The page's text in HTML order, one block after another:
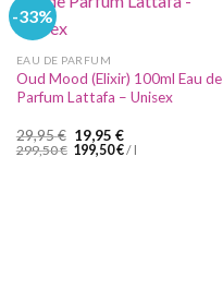
-33%
EAU DE PARFUM
Oud Mood (Elixir) 100ml Eau de
Parfum Lattafa – Unisex
29,95€ Ursprünglicher
Preis
war:
19,95 €Aktueller
Preis
299,50€ 199,50€/ l